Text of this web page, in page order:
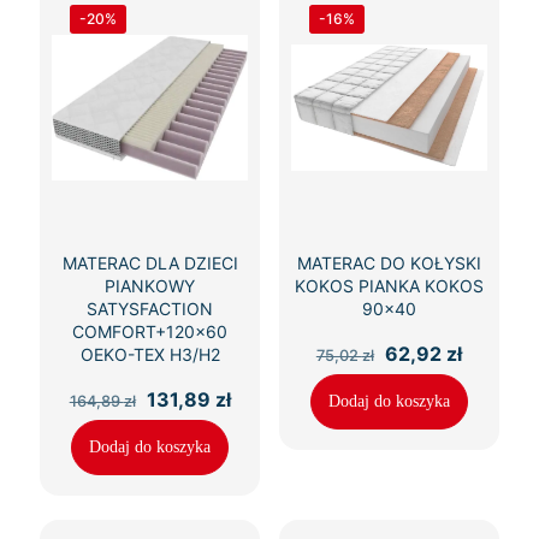
-20%
MATERAC DLA DZIECI
PIANKOWY
SATYSFACTION
COMFORT+120×60
OEKO-TEX H3/H2
164,89zł
Pierwotna
cena
wynosiła:
164,89 zł.
131,89 złAktualna
Dodaj do koszyka
-16%
MATERAC DO KOŁYSKI
KOKOS PIANKA KOKOS
90×40
75,02zł
Pierwotna
cena
wynosiła:
75,02 zł.
62,92 zł
wynosi:
62,92
Dodaj do koszyka